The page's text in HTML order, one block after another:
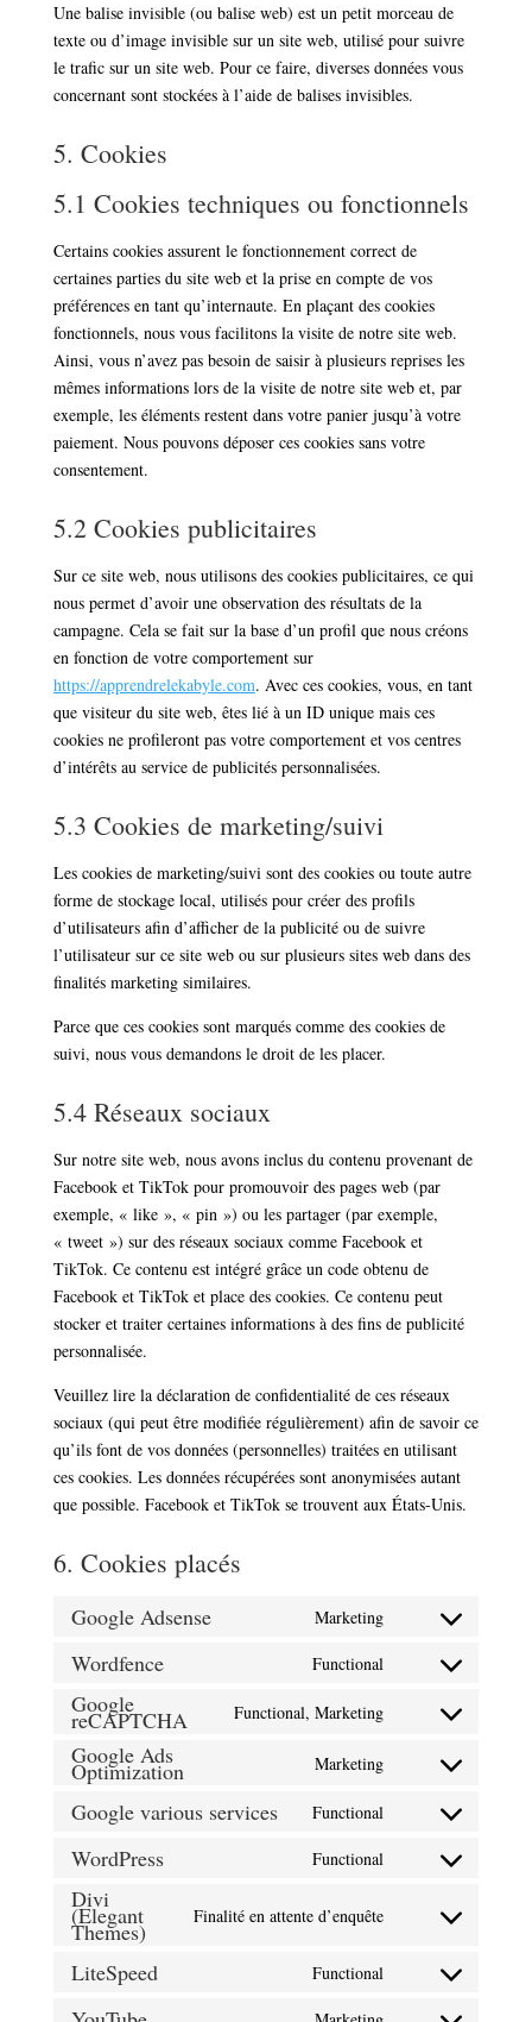
Une balise invisible (ou balise web) est un petit morceau de
texte ou d’image invisible sur un site web, utilisé pour suivre
le trafic sur un site web. Pour ce faire, diverses données vous
concernant sont stockées à l’aide de balises invisibles.
5. Cookies
5.1 Cookies techniques ou fonctionnels
Certains cookies assurent le fonctionnement correct de
certaines parties du site web et la prise en compte de vos
préférences en tant qu’internaute. En plaçant des cookies
fonctionnels, nous vous facilitons la visite de notre site web.
Ainsi, vous n’avez pas besoin de saisir à plusieurs reprises les
mêmes informations lors de la visite de notre site web et, par
exemple, les éléments restent dans votre panier jusqu’à votre
paiement. Nous pouvons déposer ces cookies sans votre
consentement.
5.2 Cookies publicitaires
Sur ce site web, nous utilisons des cookies publicitaires, ce qui
nous permet d’avoir une observation des résultats de la
campagne. Cela se fait sur la base d’un profil que nous créons
en fonction de votre comportement sur
https://apprendrelekabyle.com. Avec ces cookies, vous, en tant
que visiteur du site web, êtes lié à un ID unique mais ces
cookies ne profileront pas votre comportement et vos centres
d’intérêts au service de publicités personnalisées.
5.3 Cookies de marketing/suivi
Les cookies de marketing/suivi sont des cookies ou toute autre
forme de stockage local, utilisés pour créer des profils
d’utilisateurs afin d’afficher de la publicité ou de suivre
l’utilisateur sur ce site web ou sur plusieurs sites web dans des
finalités marketing similaires.
Parce que ces cookies sont marqués comme des cookies de
suivi, nous vous demandons le droit de les placer.
5.4 Réseaux sociaux
Sur notre site web, nous avons inclus du contenu provenant de
Facebook et TikTok pour promouvoir des pages web (par
exemple, « like », « pin ») ou les partager (par exemple,
« tweet ») sur des réseaux sociaux comme Facebook et
TikTok. Ce contenu est intégré grâce un code obtenu de
Facebook et TikTok et place des cookies. Ce contenu peut
stocker et traiter certaines informations à des fins de publicité
personnalisée.
Veuillez lire la déclaration de confidentialité de ces réseaux
sociaux (qui peut être modifiée régulièrement) afin de savoir ce
qu’ils font de vos données (personnelles) traitées en utilisant
ces cookies. Les données récupérées sont anonymisées autant
que possible. Facebook et TikTok se trouvent aux États-Unis.
6. Cookies placés
Google Adsense Marketing
Consent
google-
Wordfence Functional
Consent
wordfence
Google
reCAPTCHA Functional, Marketing
Consent
google-
Google Ads
Optimization Marketing
Consent
google-
optimization
Google various services Functional
Consent
google-
WordPress Functional
Consent
service
Divi
(Elegant
Themes)
Finalité en attente d’enquête
Consent
service
LiteSpeed Functional
Consent